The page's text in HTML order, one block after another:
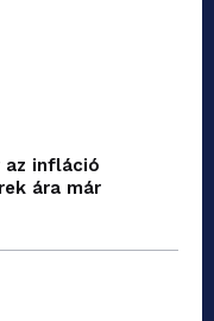
az infláció
ára már